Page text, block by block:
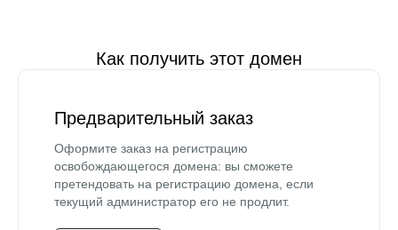
Как получить этот домен
Предварительный заказ
Оформите заказ на регистрацию
освобождающегося домена: вы сможете
претендовать на регистрацию домена, если
текущий администратор его не продлит.